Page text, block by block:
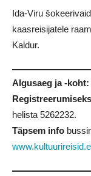
Ida-Viru
kaasreisijatele
Kaldur.
Algusaeg ja -koht:
helista 5262232.
Täpsem info